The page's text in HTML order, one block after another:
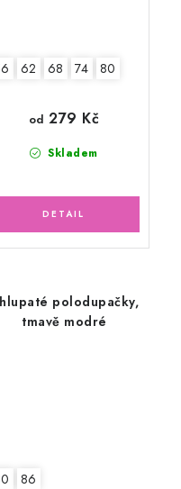
62 68 74 80
Skladem
od 279 Kč
polodupačky,
tmavě modré
86